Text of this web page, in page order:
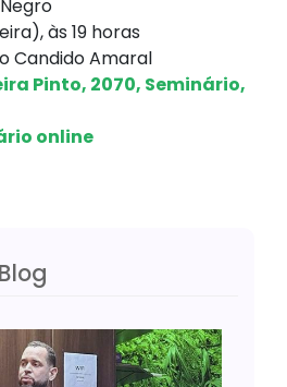
às 19 horas
Candido Amaral
Pinto, 2070, Seminário,
online